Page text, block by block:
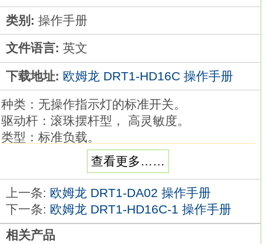
类别: 操作手册
文件语言: 英文
下载地址: 欧姆龙 DRT1-HD16C 操作手册
种类：无操作指示灯的标准开关。
驱动杆：滚珠摆杆型， 高灵敏度。
类型：标准负载。
额定规格：AC250V时5A，DC30V时4A。
电缆：VCTF电缆。
电缆长度：3米欧姆龙现场总线操作手册。
小型、薄形、高度密封性兼具的紧凑型限位开
关。
通过EN、UL、CSA和CCC （中国标准）标准
查看更多……
上一条: 欧姆龙 DRT1-DA02 操作手册
下一条: 欧姆龙 DRT1-HD16C-1 操作手册
相关产品